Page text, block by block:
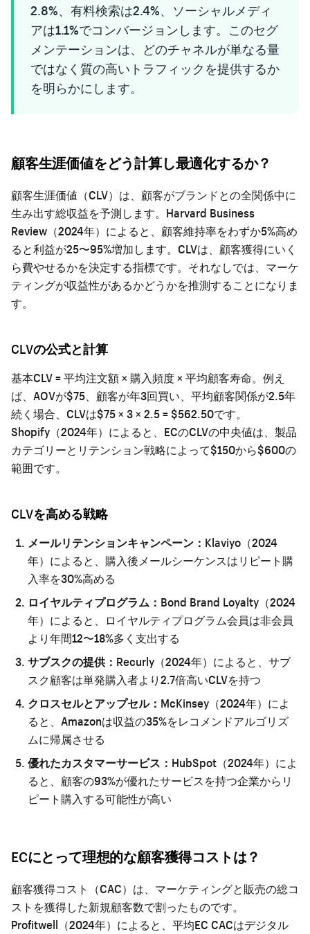
2.8%、有料検索は2.4%、ソーシャルメディ
アは1.1%でコンバージョンします。このセグ
メンテーションは、どのチャネルが単なる量
ではなく質の高いトラフィックを提供するか
を明らかにします。
顧客生涯価値をどう計算し最適化するか？
顧客生涯価値（CLV）は、顧客がブランドとの全関係中に
生み出す総収益を予測します。Harvard Business
Review（2024年）によると、顧客維持率をわずか5%高め
ると利益が25〜95%増加します。CLVは、顧客獲得にいく
ら費やせるかを決定する指標です。それなしでは、マーケ
ティングが収益性があるかどうかを推測することになりま
す。
CLVの公式と計算
基本CLV = 平均注文額 × 購入頻度 × 平均顧客寿命。例え
ば、AOVが$75、顧客が年3回買い、平均顧客関係が2.5年
続く場合、CLVは$75 × 3 × 2.5 = $562.50です。
Shopify（2024年）によると、ECのCLVの中央値は、製品
カテゴリーとリテンション戦略によって$150から$600の
範囲です。
CLVを高める戦略
メールリテンションキャンペーン： Klaviyo（2024
年）によると、購入後メールシーケンスはリピート購
入率を30%高める
ロイヤルティプログラム： Bond Brand Loyalty（2024
年）によると、ロイヤルティプログラム会員は非会員
より年間12〜18%多く支出する
サブスクの提供： Recurly（2024年）によると、サブ
スク顧客は単発購入者より2.7倍高いCLVを持つ
クロスセルとアップセル： McKinsey（2024年）によ
ると、Amazonは収益の35%をレコメンドアルゴリズ
ムに帰属させる
優れたカスタマーサービス： HubSpot（2024年）によ
ると、顧客の93%が優れたサービスを持つ企業からリ
ピート購入する可能性が高い
ECにとって理想的な顧客獲得コストは？
顧客獲得コスト（CAC）は、マーケティングと販売の総コ
ストを獲得した新規顧客数で割ったものです。
Profitwell（2024年）によると、平均EC CACはデジタル